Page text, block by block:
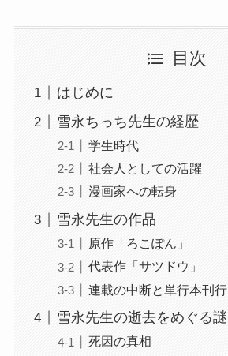
目次
はじめに
雪永ちっち先生の経歴
学生時代
社会人としての活躍
漫画家への転身
雪永先生の作品
原作「ろこぽん」
代表作「サツドウ」
連載の中断と単行本刊行
雪永先生の逝去をめぐる謎
死因の真相